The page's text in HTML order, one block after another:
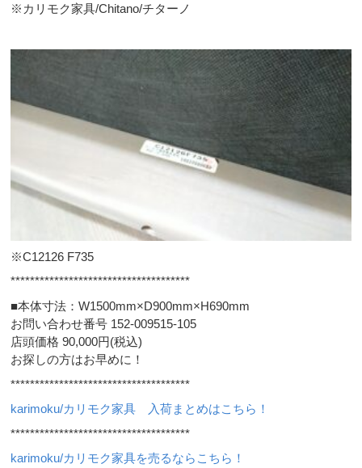
※カリモク家具/Chitano/チターノ
※C12126 F735
*************************************
■本体寸法：W1500mm×D900mm×H690mm
お問い合わせ番号 152-009515-105
店頭価格 90,000円(税込)
お探しの方はお早めに！
*************************************
karimoku/カリモク家具 入荷まとめはこちら！
*************************************
karimoku/カリモク家具を売るならこちら！